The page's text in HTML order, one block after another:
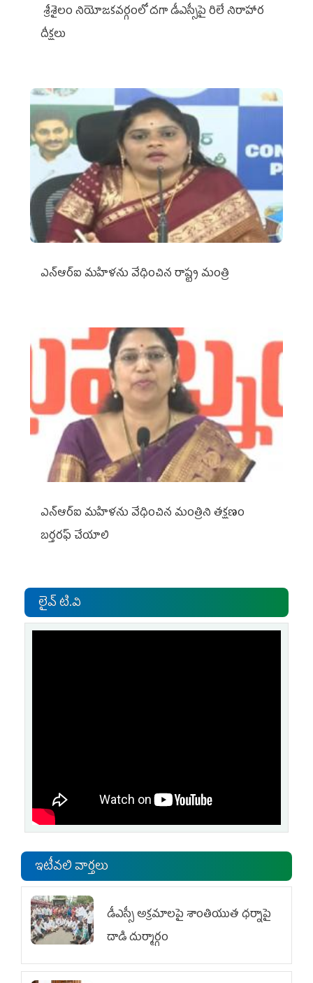
శ్రీశైలం నియోజకవర్గంలో దగా డీఎస్సీపై రిలే నిరాహార
దీక్షలు
ఎన్‌ఆర్‌ఐ మహిళను వేధించిన రాష్ట్ర మంత్రి
ఎన్ఆర్ఐ మహిళను వేధించిన మంత్రిని త‌క్ష‌ణం
బ‌ర్త‌ర‌ఫ్ చేయాలి
లైవ్ టి.వి
ఇటీవలి వార్తలు
డీఎస్సీ అక్రమాలపై శాంతియుత ధర్నాపై
దాడి దుర్మార్గం